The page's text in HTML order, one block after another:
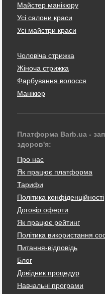
Майстер манікюру
Усі салони краси
Усі майстри краси
Чоловіча стрижка
Жіноча стрижка
Фарбування волосся
Манікюр
Платформа Barb.ua -
здоров'я:
Про нас
Як працює платформа
Тарифи
Політика конфіденційності
Договір оферти
Як працює рейтинг
Політика використання
Питання-відповідь
Блог
Довідник процедур
Навчальні програми